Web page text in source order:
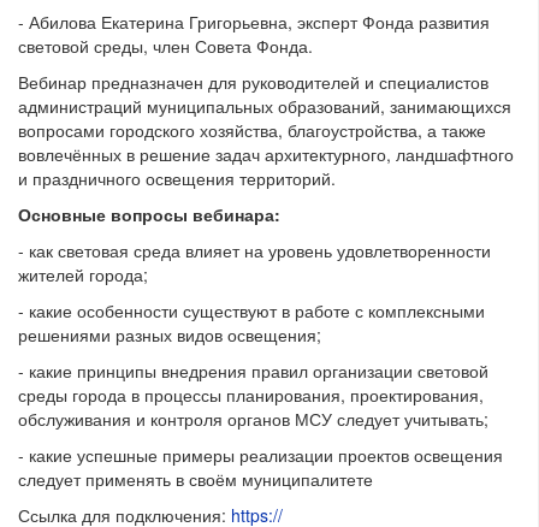
- Абилова Екатерина Григорьевна, эксперт Фонда развития
световой среды, член Совета Фонда.
Вебинар предназначен для руководителей и специалистов
администраций муниципальных образований, занимающихся
вопросами городского хозяйства, благоустройства, а также
вовлечённых в решение задач архитектурного, ландшафтного
и праздничного освещения территорий.
Основные вопросы вебинара:
- как световая среда влияет на уровень удовлетворенности
жителей города;
- какие особенности существуют в работе с комплексными
решениями разных видов освещения;
- какие принципы внедрения правил организации световой
среды города в процессы планирования, проектирования,
обслуживания и контроля органов МСУ следует учитывать;
- какие успешные примеры реализации проектов освещения
следует применять в своём муниципалитете
Ссылка для подключения: https://